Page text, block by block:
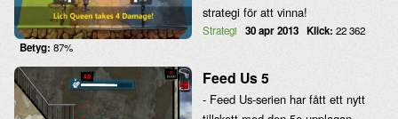
strategi för att vinna!
Strategi 30 apr 2013 Klick: 22 362
Betyg: 87%
Feed Us 5
- Feed Us-serien har fått ett nytt